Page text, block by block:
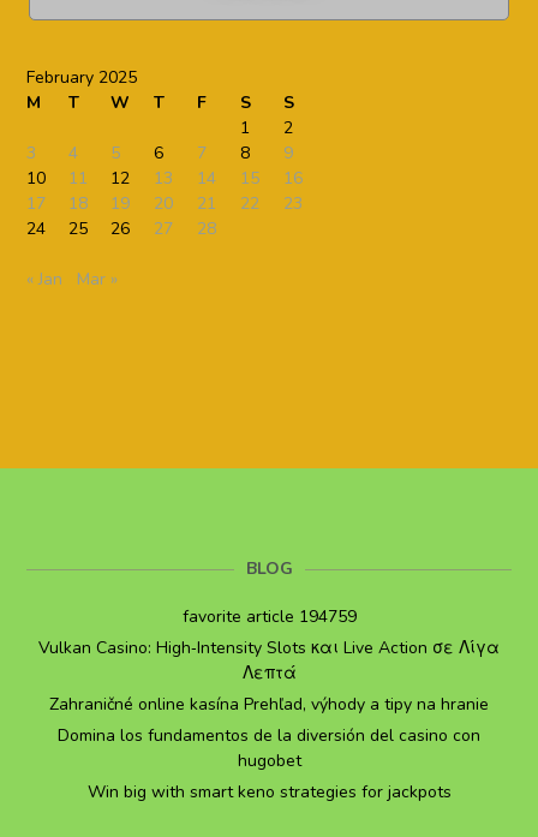
February 2025
M
T W T F S
S
1
2
3
4 5 6 7 8
9
10
11 12 13 14 15
16
17
18 19 20 21 22
23
24
25 26 27 28
« Jan Mar »
BLOG
favorite article 194759
Vulkan Casino: High‑Intensity Slots και Live Action σε Λίγα
Λεπτά
Zahraničné online kasína Prehľad, výhody a tipy na hranie
Domina los fundamentos de la diversión del casino con
hugobet
Win big with smart keno strategies for jackpots